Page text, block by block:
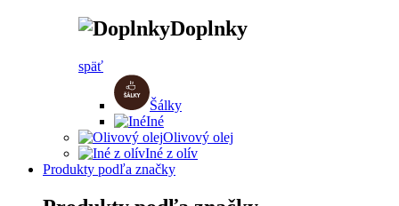
Doplnky
späť
Šálky
Iné
Olivový olej
Iné z olív
Produkty podľa značky